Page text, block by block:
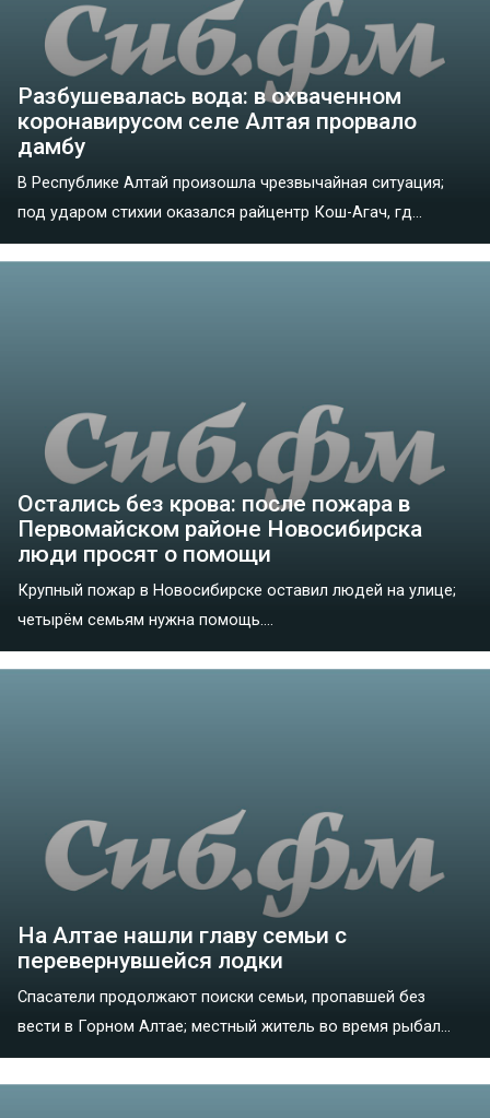
Разбушевалась вода: в охваченном
коронавирусом селе Алтая прорвало
дамбу
В Республике Алтай произошла чрезвычайная ситуация;
под ударом стихии оказался райцентр Кош-Агач, гд...
Остались без крова: после пожара в
Первомайском районе Новосибирска
люди просят о помощи
Крупный пожар в Новосибирске оставил людей на улице;
четырём семьям нужна помощь....
На Алтае нашли главу семьи с
перевернувшейся лодки
Спасатели продолжают поиски семьи, пропавшей без
вести в Горном Алтае; местный житель во время рыбал...